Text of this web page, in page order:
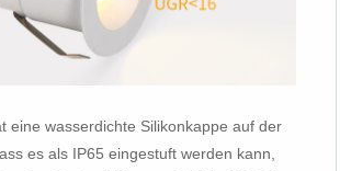
eine wasserdichte Silikonkappe auf der
es als IP65 eingestuft werden kann,